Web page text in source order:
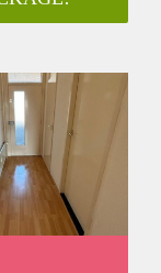
apparatuur;
met douche,
Het volledige
en
1010,- per